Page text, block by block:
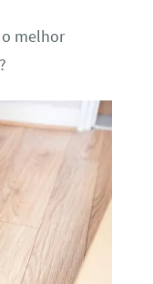
melhor